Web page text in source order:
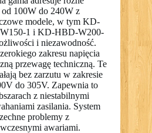
100W do 240W z
modele, w tym KD-
1 i KD-HBD-W200-
i niezawodność.
zakresu napięcia
przewagę techniczną. Te
bez zarzutu w zakresie
do 305V. Zapewnia to
z niestabilnymi
zasilania. System
problemy z
awariami.